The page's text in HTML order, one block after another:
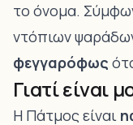
το όνομα.
ντόπιων
φεγγαρόφως
Γιατί είναι
Η Πάτμος είναι